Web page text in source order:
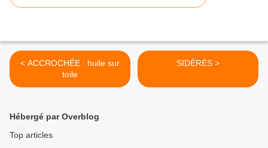
< ACCROCHÉE : huile sur
toile
SIDÉRÉS >
Hébergé par Overblog
Top articles